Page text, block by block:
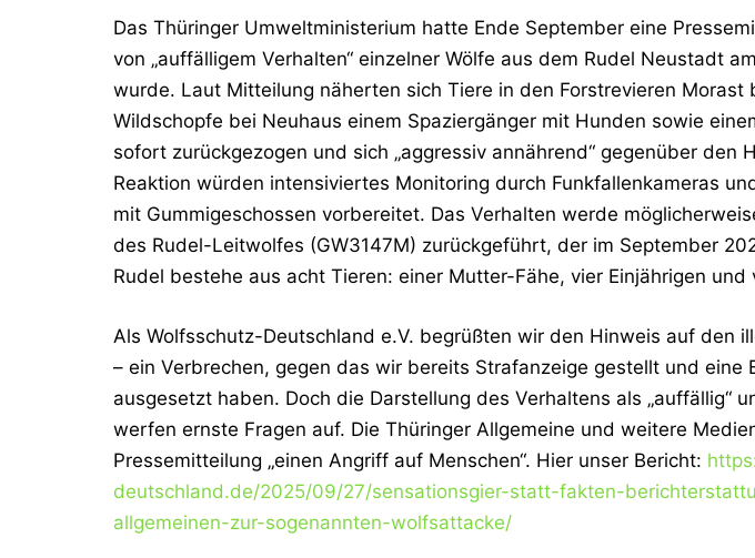
Das Thüringer Umweltministerium hatte Ende September eine
von „auffälligem Verhalten“ einzelner Wölfe aus dem Rudel Neustadt
wurde. Laut Mitteilung näherten sich Tiere in den Forstrevieren Morast
Wildschopfe bei Neuhaus einem Spaziergänger mit Hunden sowie
sofort zurückgezogen und sich „aggressiv annährend“ gegenüber den
Reaktion würden intensiviertes Monitoring durch Funkfallenkameras
mit Gummigeschossen vorbereitet. Das Verhalten werde
des Rudel-Leitwolfes (GW3147M) zurückgeführt, der im September
Rudel bestehe aus acht Tieren: einer Mutter-Fähe, vier Einjährigen und
Als Wolfsschutz-Deutschland e.V. begrüßten wir den Hinweis auf den
– ein Verbrechen, gegen das wir bereits Strafanzeige gestellt und eine
ausgesetzt haben. Doch die Darstellung des Verhaltens als „auffällig“
werfen ernste Fragen auf. Die Thüringer Allgemeine und weitere
Pressemitteilung „einen Angriff auf Menschen“. Hier unser Bericht:
deutschland.de/2025/09/27/sensationsgier-statt-fakten-
allgemeinen-zur-sogenannten-wolfsattacke/